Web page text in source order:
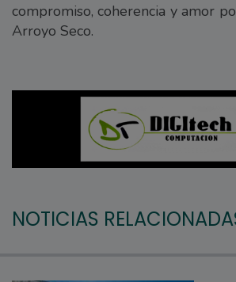
compromiso, coherencia y amor
Arroyo Seco.
NOTICIAS